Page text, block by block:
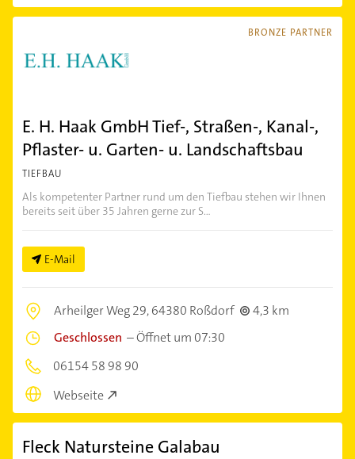
BRONZE PARTNER
E. H. Haak GmbH Tief-, Straßen-, Kanal-,
Pflaster- u. Garten- u. Landschaftsbau
TIEFBAU
Als kompetenter Partner rund um den Tiefbau stehen wir Ihnen
bereits seit über 35 Jahren gerne zur S...
E-Mail
Arheilger Weg 29,64380 Roßdorf
4,3 km
Geschlossen –Öffnet um 07:30
06154 58 98 90
Webseite
Fleck Natursteine Galabau